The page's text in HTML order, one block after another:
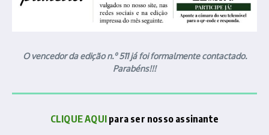
O vencedor da edição n.º 511 já foi formalmente contactado.
Parabéns!!!
CLIQUE AQUI para ser nosso assinante